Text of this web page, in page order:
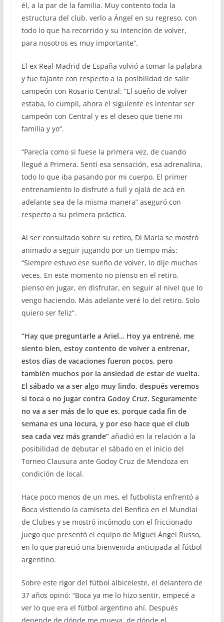
él, a la par de la familia. Muy contento toda la
estructura del club, verlo a Ángel en su regreso, con
todo lo que ha recorrido y su intención de volver,
para nosotros es muy importante”.
El ex Real Madrid de España volvió a tomar la palabra
y fue tajante con respecto a la posibilidad de salir
campeón con Rosario Central: “El sueño de volver
estaba, lo cumplí, ahora el siguiente es intentar ser
campeón con Central y es el deseo que tiene mi
familia y yo”.
“Parecía como si fuese la primera vez, de cuando
llegué a Primera. Sentí esa sensación, esa adrenalina,
todo lo que iba pasando por mi cuerpo. El primer
entrenamiento lo disfruté a full y ojalá de acá en
adelante sea de la misma manera” aseguró con
respecto a su primera práctica.
Al ser consultado sobre su retiro, Di María se mostró
animado a seguir jugando por un tiempo más:
“Siempre estuvo ese sueño de volver, lo dije muchas
veces. En este momento no pienso en el retiro,
pienso en jugar, en disfrutar, en seguir al nivel que lo
vengo haciendo. Más adelante veré lo del retiro. Solo
quiero ser feliz”.
“Hay que preguntarle a Ariel… Hoy ya entrené, me
siento bien, estoy contento de volver a entrenar,
estos días de vacaciones fueron pocos, pero
también muchos por la ansiedad de estar de vuelta.
El sábado va a ser algo muy lindo, después veremos
si toca o no jugar contra Godoy Cruz. Seguramente
no va a ser más de lo que es, porque cada fin de
semana es una locura, y por eso hace que el club
sea cada vez más grande”añadió en la relación a la
posibilidad de debutar el sábado en el inicio del
Torneo Clausura ante Godoy Cruz de Mendoza en
condición de local.
Hace poco menos de un mes, el futbolista enfrentó a
Boca vistiendo la camiseta del Benfica en el Mundial
de Clubes y se mostró incómodo con el friccionado
juego que presentó el equipo de Miguel Ángel Russo,
en lo que pareció una bienvenida anticipada al fútbol
argentino.
Sobre este rigor del fútbol albiceleste, el delantero de
37 años opinó: “Boca ya me lo hizo sentir, empecé a
ver lo que era el fútbol argentino ahí. Después